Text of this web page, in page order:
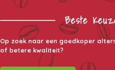
Beste
Op zoek naar een goedkoper
of betere kwaliteit?